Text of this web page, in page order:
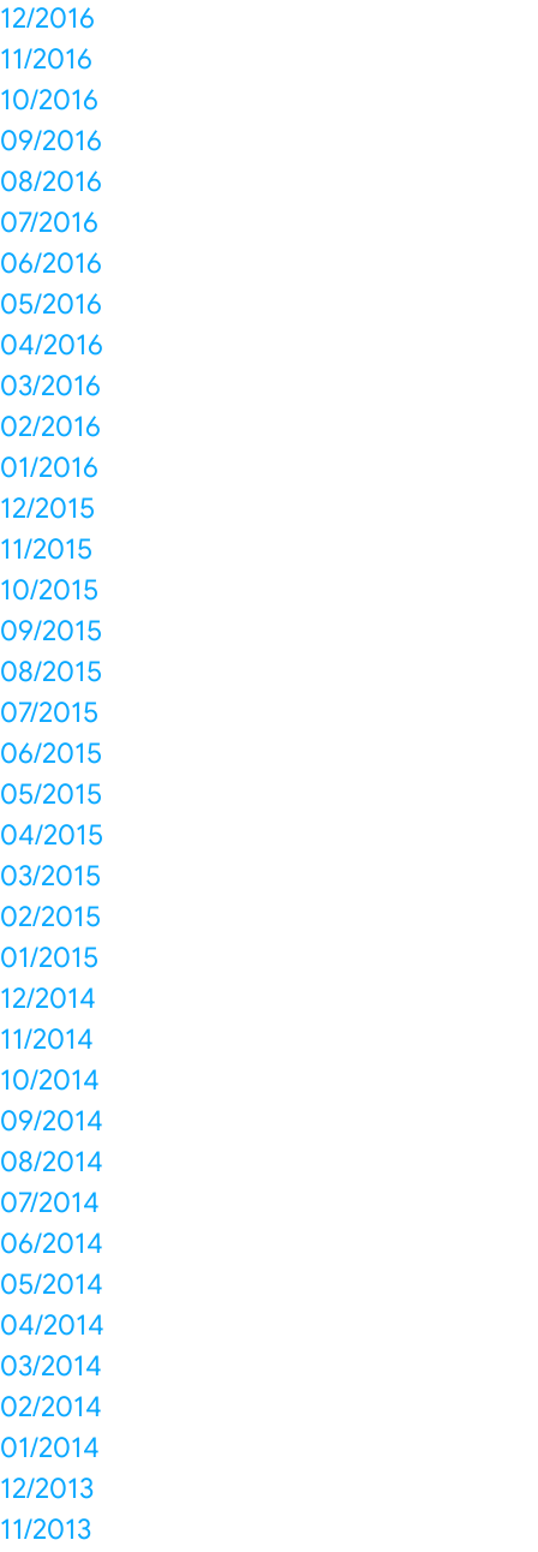
12/2016
11/2016
10/2016
09/2016
08/2016
07/2016
06/2016
05/2016
04/2016
03/2016
02/2016
01/2016
12/2015
11/2015
10/2015
09/2015
08/2015
07/2015
06/2015
05/2015
04/2015
03/2015
02/2015
01/2015
12/2014
11/2014
10/2014
09/2014
08/2014
07/2014
06/2014
05/2014
04/2014
03/2014
02/2014
01/2014
12/2013
11/2013